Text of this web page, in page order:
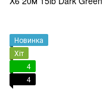
Новинка
Хіт
4
4